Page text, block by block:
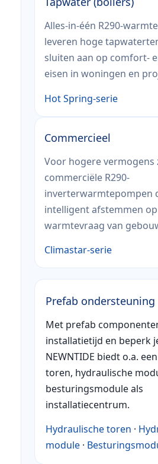
Alles-in-één R290-
leveren hoge
sluiten aan op comfort-
eisen in woningen en
Hot Spring-serie
Commercieel
Voor hogere vermogens
commerciële R290-
inverterwarmtepompen
intelligent afstemmen
warmtevraag van
Climastar-serie
Prefab ondersteuning
Met prefab
installatietijd en beperk
NEWNTIDE biedt o.a.
toren, hydraulische
besturingsmodule als
installatiecentrum.
Hydraulische toren ·
module ·